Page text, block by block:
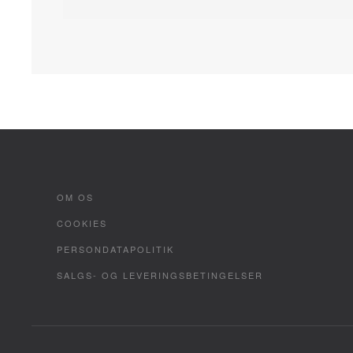
OM OS
COOKIES
PERSONDATAPOLITIK
SALGS- OG LEVERINGSBETINGELSER